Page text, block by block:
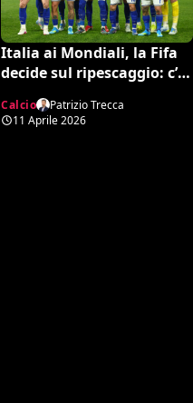
Italia ai Mondiali, la Fifa
decide sul ripescaggio: c’è
Calcio
Patrizio Trecca
11 Aprile 2026